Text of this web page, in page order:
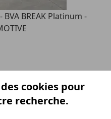
BVA BREAK Platinum -
cookies pour
recherche.